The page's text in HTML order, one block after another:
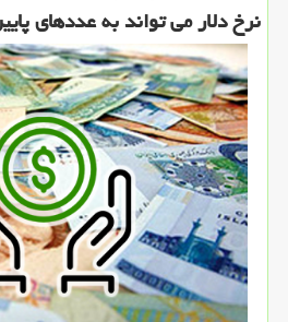
نرخ دلار می تواند به عددهای